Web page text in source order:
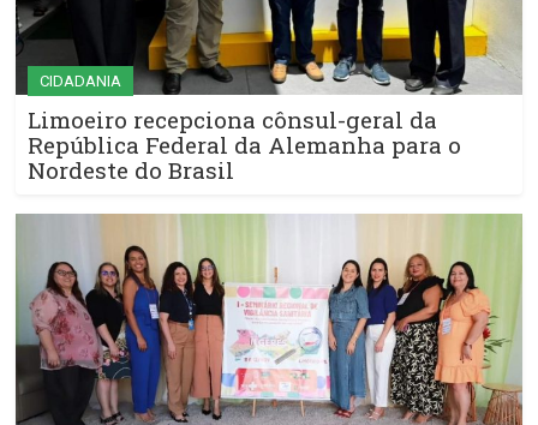
CIDADANIA
Limoeiro recepciona cônsul-geral da
República Federal da Alemanha para o
Nordeste do Brasil